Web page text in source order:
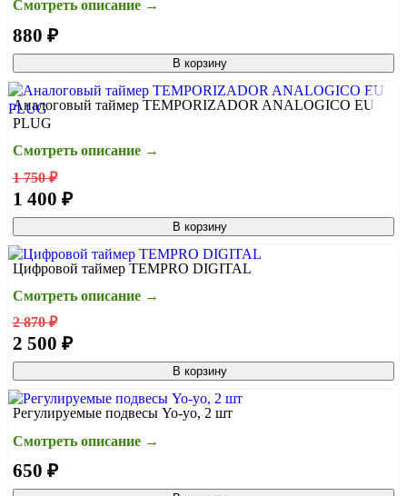
Смотреть описание →
880 ₽
В корзину
Аналоговый таймер TEMPORIZADOR ANALOGICO EU
PLUG
Смотреть описание →
1 750 ₽
1 400 ₽
В корзину
Цифровой таймер TEMPRO DIGITAL
Смотреть описание →
2 870 ₽
2 500 ₽
В корзину
Регулируемые подвесы Yo-yo, 2 шт
Смотреть описание →
650 ₽